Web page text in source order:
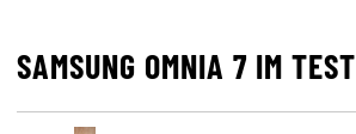
SAMSUNG OMNIA 7 IM TEST